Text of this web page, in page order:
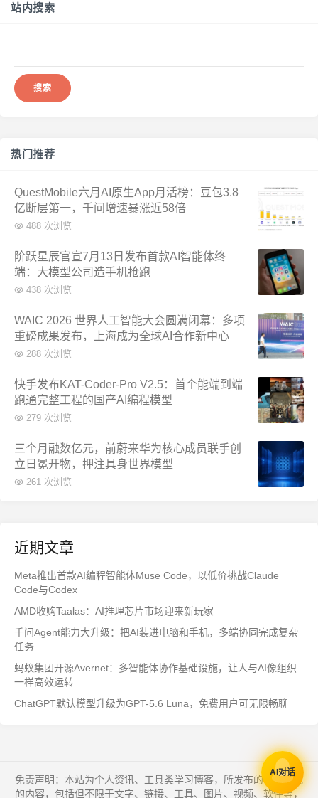
站内搜索
热门推荐
QuestMobile六月AI原生App月活榜：豆包3.8
亿断层第一，千问增速暴涨近58倍
488 次浏览
阶跃星辰官宣7月13日发布首款AI智能体终
端：大模型公司造手机抢跑
438 次浏览
WAIC 2026 世界人工智能大会圆满闭幕：多项
重磅成果发布，上海成为全球AI合作新中心
288 次浏览
快手发布KAT-Coder-Pro V2.5：首个能端到端
跑通完整工程的国产AI编程模型
279 次浏览
三个月融数亿元，前蔚来华为核心成员联手创
立日冕开物，押注具身世界模型
261 次浏览
近期文章
Meta推出首款AI编程智能体Muse Code，以低价挑战Claude
Code与Codex
AMD收购Taalas：AI推理芯片市场迎来新玩家
千问Agent能力大升级：把AI装进电脑和手机，多端协同完成复杂
任务
蚂蚁集团开源Avernet：多智能体协作基础设施，让人与AI像组织
一样高效运转
ChatGPT默认模型升级为GPT-5.6 Luna，免费用户可无限畅聊
免责声明：本站为个人资讯、工具类学习博客，所发布的一切形式
的内容，包括但不限于文字、链接、工具、图片、视频、软件等，
AI对话